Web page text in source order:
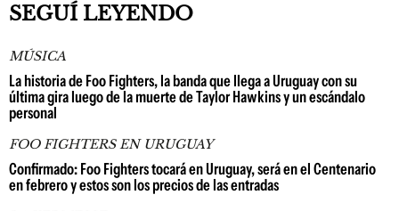
SEGUÍ LEYENDO
MÚSICA
La historia de Foo Fighters, la banda que llega a Uruguay con su
última gira luego de la muerte de Taylor Hawkins y un escándalo
personal
FOO FIGHTERS EN URUGUAY
Confirmado: Foo Fighters tocará en Uruguay, será en el Centenario
en febrero y estos son los precios de las entradas